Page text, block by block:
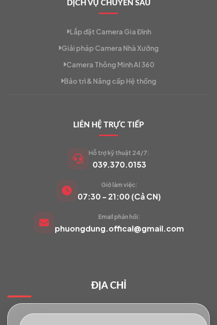
VIETCAM.VN
Đang trực tuyến
DỊCH VỤ CHUYÊN SÂU
Lắp đặt Camera Gia Đình
Giải pháp Camera Nhà Xưởng
Camera Thông Minh AI 360
Bảo trì & Nâng cấp Hệ thống
LIÊN HỆ TRỰC TIẾP
Hỗ trợ kỹ thuật 24/7:
039.370.0153
Giờ làm việc:
07:30 - 21:00 (Cả CN)
Email phản hồi:
phuongdung.offical@gmail.com
ĐỊA CHỈ